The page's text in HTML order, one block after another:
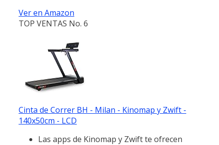
Ver en Amazon
TOP VENTAS No. 6
Cinta de Correr BH - Milan - Kinomap y Zwift -
140x50cm - LCD
Las apps de Kinomap y Zwift te ofrecen